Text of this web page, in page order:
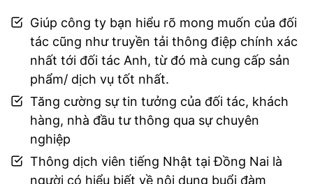
Giúp công ty bạn hiểu rõ mong muốn của đối
tác cũng như truyền tải thông điệp chính xác
nhất tới đối tác Anh, từ đó mà cung cấp sản
phẩm/ dịch vụ tốt nhất.
Tăng cường sự tin tưởng của đối tác, khách
hàng, nhà đầu tư thông qua sự chuyên
nghiệp
Thông dịch viên tiếng Nhật tại Đồng Nai là
người có hiểu biết về nội dung buổi đàm